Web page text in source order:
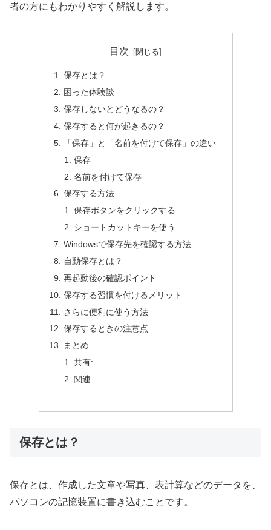
者の方にもわかりやすく解説します。
目次
保存とは？
困った体験談
保存しないとどうなるの？
保存すると何が起きるの？
「保存」と「名前を付けて保存」の違い
保存
名前を付けて保存
保存する方法
保存ボタンをクリックする
ショートカットキーを使う
Windowsで保存先を確認する方法
自動保存とは？
再起動後の確認ポイント
保存する習慣を付けるメリット
さらに便利に使う方法
保存するときの注意点
まとめ
共有:
関連
保存とは？
保存とは、作成した文章や写真、表計算などのデータを、
パソコンの記憶装置に書き込むことです。